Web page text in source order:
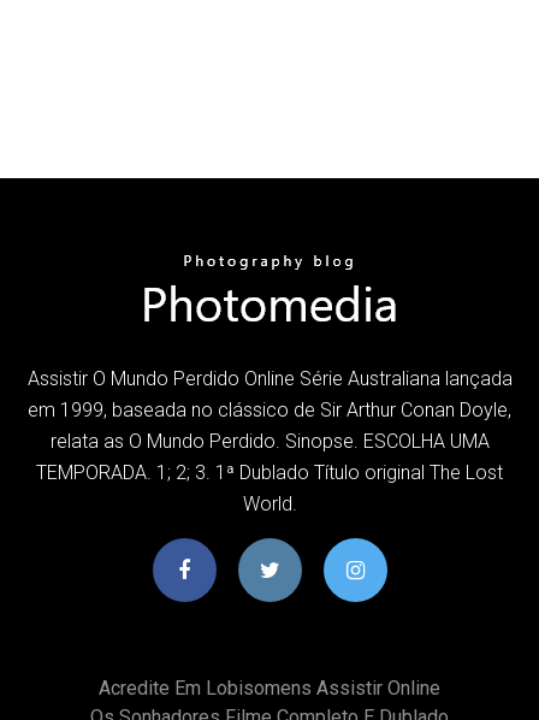
Assistir O Mundo Perdido Online Série Australiana lançada
em 1999, baseada no clássico de Sir Arthur Conan Doyle,
relata as O Mundo Perdido. Sinopse. ESCOLHA UMA
TEMPORADA. 1; 2; 3. 1ª Dublado Título original The Lost
World.
Acredite Em Lobisomens Assistir Online